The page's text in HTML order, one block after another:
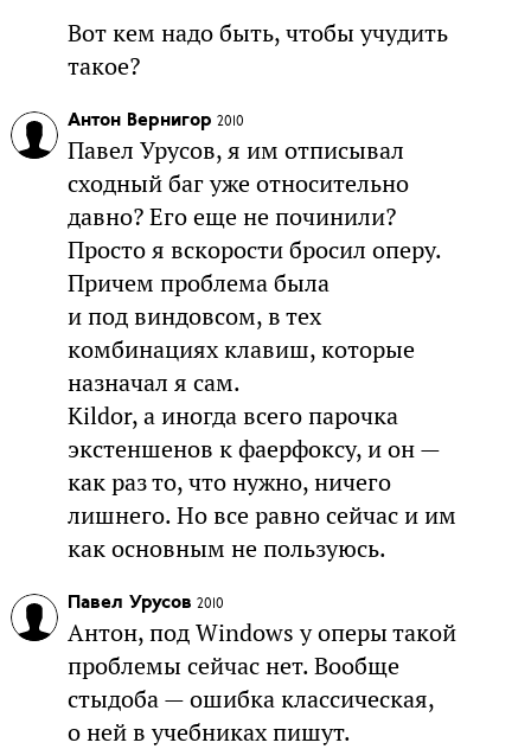
Вот кем надо быть, чтобы учудить
такое?
Антон Вернигор 2010
Павел Урусов, я им отписывал
сходный баг уже относительно
давно? Его еще не починили?
Просто я вскорости бросил оперу.
Причем проблема была
и под виндовсом, в тех
комбинациях клавиш, которые
назначал я сам.
Kildor, а иногда всего парочка
экстеншенов к фаерфоксу, и он —
как раз то, что нужно, ничего
лишнего. Но все равно сейчас и им
как основным не пользуюсь.
Павел Урусов 2010
Антон, под Windows у оперы такой
проблемы сейчас нет. Вообще
стыдоба — ошибка классическая,
о ней в учебниках пишут.